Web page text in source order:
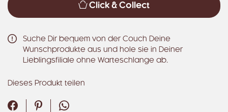
Click & Collect
Suche Dir bequem von der Couch Deine
Wunschprodukte aus und hole sie in Deiner
Lieblingsfiliale ohne Warteschlange ab.
Dieses Produkt teilen
Facebook
PinterestWhatsApp